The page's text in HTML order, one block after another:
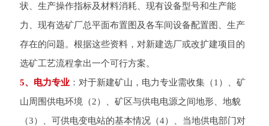
状、生产操作指标及材料消耗、现有设备型号和生产能
力、现有选矿厂总平面布置图及各车间设备配置图、生产
存在的问题。根据这些资料，对新建选厂或改扩建项目的
选矿工艺流程拿出一个可行方案。
5、电力专业：对于新建矿山，电力专业需收集（1）、矿
山周围供电环境（2）、矿区与供电电源之间地形、地貌
（3）、可供电变电站的基本情况（4）、当地供电部门对